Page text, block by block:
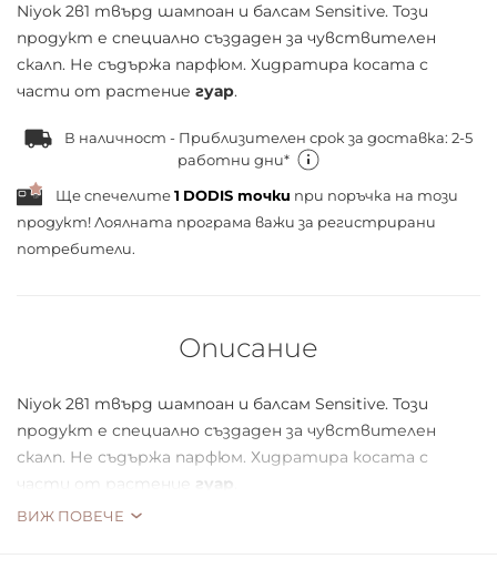
Niyok 2в1 твърд шампоан и балсам Sensitive. Този
продукт е специално създаден за чувствителен
скалп. Не съдържа парфюм. Хидратира косата с
части от растение гуар.
В наличност - Приблизителен срок за доставка: 2-5
работни дни*
Ще спечелите1 DODIS точки при поръчка на този
продукт! Лоялната програма важи за регистрирани
потребители.
Описание
Niyok 2в1 твърд шампоан и балсам Sensitive. Този
продукт е специално създаден за чувствителен
скалп. Не съдържа парфюм. Хидратира косата с
части от растение гуар
ВИЖ ПОВЕЧЕ